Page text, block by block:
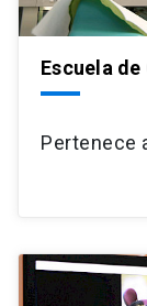
Escuela
Pertenece